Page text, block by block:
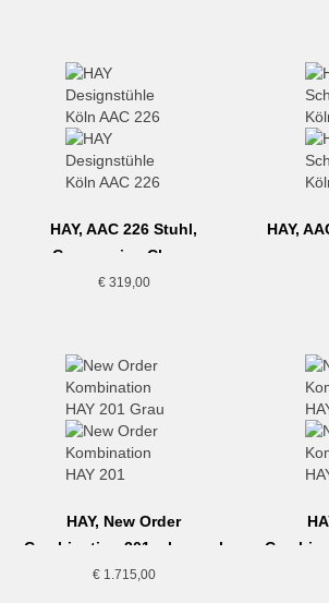
HAY, AAC 226 Stuhl,
Cremeweiss-Chrom
€319,00
HAY,
HAY, New Order
Combination 201, charcoal
€1.715,00